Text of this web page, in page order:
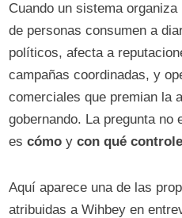
Cuando un sistema
de personas consumen a
políticos, afecta a
campañas coordinadas, y
comerciales que premian la
gobernando. La pregunta no
escómo ycon qué
Aquí aparece una de las
atribuidas a Wihbey en